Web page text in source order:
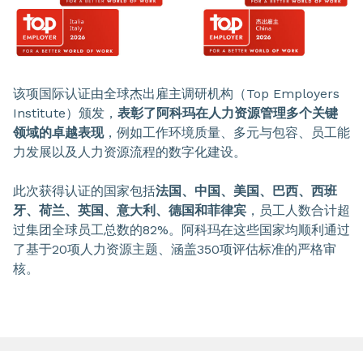
该项国际认证由全球杰出雇主调研机构（Top Employers
Institute）颁发， 表彰了阿科玛在人力资源管理多个关键
领域的卓越表现，例如工作环境质量、多元与包容、员工能
力发展以及人力资源流程的数字化建设。
此次获得认证的国家包括法国、中国、美国、巴西、西班
牙、荷兰、英国、意大利、德国和菲律宾 ，员工人数合计超
过集团全球员工总数的82%。阿科玛在这些国家均顺利通过
了基于20项人力资源主题、涵盖350项评估标准的严格审
核。